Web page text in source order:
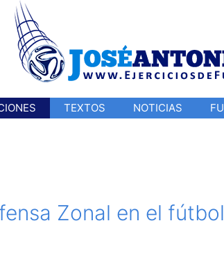
TEXTOS NOTICIAS
Zonal en el